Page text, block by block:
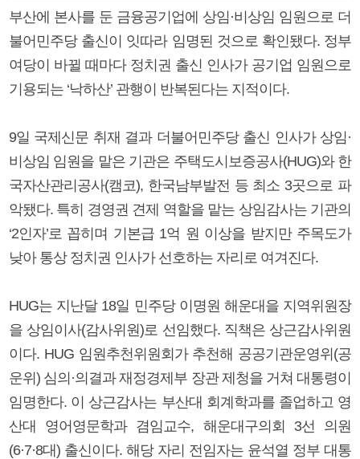
부산에 본사를 둔 금융공기업에 상임·비상임 임원으로 더
불어민주당 출신이 잇따라 임명된 것으로 확인됐다. 정부
여당이 바뀔 때마다 정치권 출신 인사가 공기업 임원으로
기용되는 ‘낙하산’ 관행이 반복된다는 지적이다.
9일 국제신문 취재 결과 더불어민주당 출신 인사가 상임·
비상임 임원을 맡은 기관은 주택도시보증공사(HUG)와 한
국자산관리공사(캠코), 한국남부발전 등 최소 3곳으로 파
악됐다. 특히 경영권 견제 역할을 맡는 상임감사는 기관의
‘2인자’로 꼽히며 기본급 1억 원 이상을 받지만 주목도가
낮아 통상 정치권 인사가 선호하는 자리로 여겨진다.
HUG는 지난달 18일 민주당 이명원 해운대을 지역위원장
을 상임이사(감사위원)로 선임했다. 직책은 상근감사위원
이다. HUG 임원추천위원회가 추천해 공공기관운영위(공
운위) 심의·의결과 재정경제부 장관 제청을 거쳐 대통령이
임명한다. 이 상근감사는 부산대 회계학과를 졸업하고 영
산대 영어영문학과 겸임교수, 해운대구의회 3선 의원
(6·7·8대) 출신이다. 해당 자리 전임자는 윤석열 정부 대통